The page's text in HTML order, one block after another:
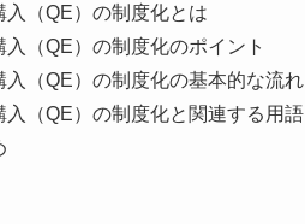
入（QE）の制度化とは
入（QE）の制度化のポイント
入（QE）の制度化の基本的な流れ
入（QE）の制度化と関連する用語